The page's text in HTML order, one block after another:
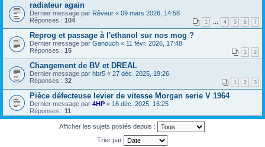
radiateur again
Dernier message par Rêveur « 09 mars 2026, 14:58
Réponses : 104 1 … 4 5 6 7
Reprog et passage à l'ethanol sur nos mog ?
Dernier message par Ganouch « 11 févr. 2026, 17:48
Réponses : 15 1 2
Changement de BV et DREAL
Dernier message par hbr5 « 27 déc. 2025, 19:26
Réponses : 32 1 2 3
Pièce défecteuse levier de vitesse Morgan serie V 1964
Dernier message par 4HP « 16 déc. 2025, 16:25
Réponses : 11
Afficher les sujets postés depuis :
Trier par